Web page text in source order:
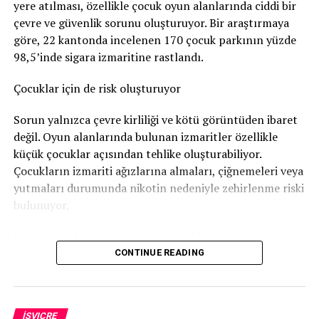
Nötigung (zorlama)suçundan ceza verildi.
96 gün soruşturma tutukluluğunda kaldı
para cezasıverdi. Bu ceza şartlı olarak hükme bağlandı.
Ancak adam soruşturma sırasında96 gün tutuklu
kaldığıiçin bu süre cezadan mahsup edildi. Böylece
geriye 24 günlük, yani1.920 franklıkşartlı ceza kaldı.
Bunun yanında800 frank para cezasıödemesine karar
verildi.
frank diğer yargılama giderlerinikarşılaması
gerekiyor.
Daha önce de hüküm giymiş
yere atılması, özellikle çocuk oyun alanlarında ciddi bir
çevre ve güvenlik sorunu oluşturuyor. Bir araştırmaya
göre, 22 kantonda incelenen 170 çocuk parkının yüzde
98,5’inde sigara izmaritine rastlandı.
Çocuklar için de risk oluşturuyor
Sorun yalnızca çevre kirliliği ve kötü görüntüden ibaret
değil. Oyun alanlarında bulunan izmaritler özellikle
küçük çocuklar açısından tehlike oluşturabiliyor.
Çocukların izmariti ağızlarına almaları, çiğnemeleri veya
yutmaları durumunda nikotin nedeniyle zehirlenme riski
bulunuyor.
Bu nedenle bazı şehirler çocuk parklarındaki sigara
izmariti sorununa karşı özel kampanyalar yürütüyor.
Bern’den dikkat çeken kampanya
CONTINUE READING
İSVIÇRE